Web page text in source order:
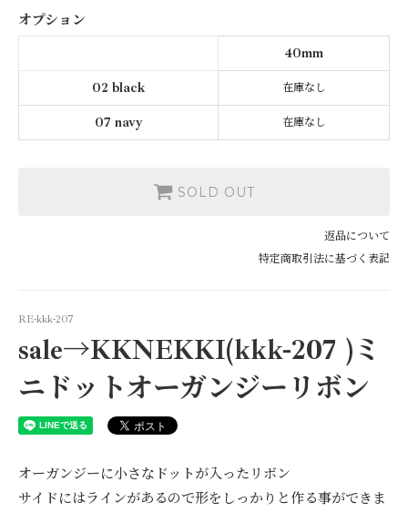
SOLD OUT
オプション
40mm
02 black
在庫なし
07 navy 在庫なし
SOLD OUT
返品について
特定商取引法に基づく表記
RE-kkk-207
sale→KKNEKKI(kkk-207 )ミ
ニドットオーガンジーリボン
オーガンジーに小さなドットが入ったリボン
サイドにはラインがあるので形をしっかりと作る事ができま